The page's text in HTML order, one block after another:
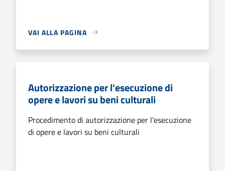
VAI ALLA PAGINA
Autorizzazione per l'esecuzione di
opere e lavori su beni culturali
Procedimento di autorizzazione per l'esecuzione
di opere e lavori su beni culturali